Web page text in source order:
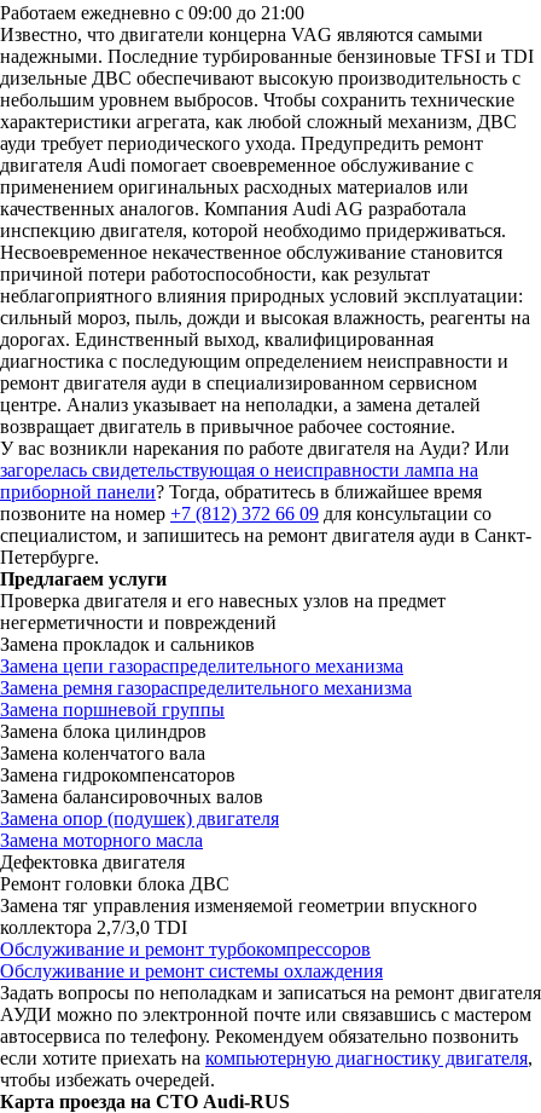
Работаем ежедневно с 09:00 до 21:00
Известно, что двигатели концерна VAG являются самыми
надежными. Последние турбированные бензиновые TFSI и TDI
дизельные ДВС обеспечивают высокую производительность с
небольшим уровнем выбросов. Чтобы сохранить технические
характеристики агрегата, как любой сложный механизм, ДВС
ауди требует периодического ухода. Предупредить ремонт
двигателя Audi помогает своевременное обслуживание с
применением оригинальных расходных материалов или
качественных аналогов. Компания Audi AG разработала
инспекцию двигателя, которой необходимо придерживаться.
Несвоевременное некачественное обслуживание становится
причиной потери работоспособности, как результат
неблагоприятного влияния природных условий эксплуатации:
сильный мороз, пыль, дожди и высокая влажность, реагенты на
дорогах. Единственный выход, квалифицированная
диагностика с последующим определением неисправности и
ремонт двигателя ауди в специализированном сервисном
центре. Анализ указывает на неполадки, а замена деталей
возвращает двигатель в привычное рабочее состояние.
У вас возникли нарекания по работе двигателя на Ауди? Или
загорелась свидетельствующая о неисправности лампа на
приборной панели? Тогда, обратитесь в ближайшее время
позвоните на номер +7 (812) 372 66 09 для консультации со
специалистом, и запишитесь на ремонт двигателя ауди в Санкт-
Петербурге.
Предлагаем услуги
Проверка двигателя и его навесных узлов на предмет
негерметичности и повреждений
Замена прокладок и сальников
Замена цепи газораспределительного механизма
Замена ремня газораспределительного механизма
Замена поршневой группы
Замена блока цилиндров
Замена коленчатого вала
Замена гидрокомпенсаторов
Замена балансировочных валов
Замена опор (подушек) двигателя
Замена моторного масла
Дефектовка двигателя
Ремонт головки блока ДВС
Замена тяг управления изменяемой геометрии впускного
коллектора 2,7/3,0 TDI
Обслуживание и ремонт турбокомпрессоров
Обслуживание и ремонт системы охлаждения
Задать вопросы по неполадкам и записаться на ремонт двигателя
АУДИ можно по электронной почте или связавшись с мастером
автосервиса по телефону. Рекомендуем обязательно позвонить
если хотите приехать на компьютерную диагностику двигателя,
чтобы избежать очередей.
Карта проезда на СТО Audi-RUS